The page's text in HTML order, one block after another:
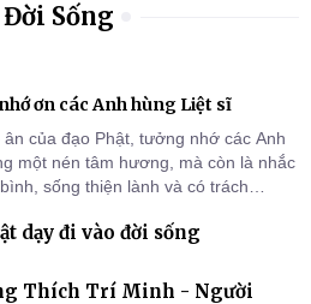
Sống
ơn các Anh hùng Liệt sĩ
của đạo Phật, tưởng nhớ các Anh
một nén tâm hương, mà còn là nhắc
sống thiện lành và có trách
dạy đi vào đời sống
Thích Trí Minh - Người